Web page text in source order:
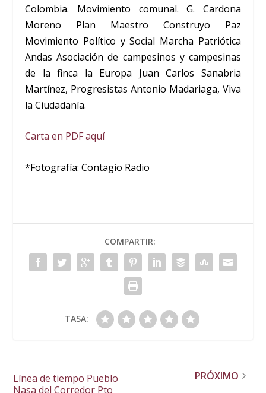
Colombia. Movimiento comunal. G. Cardona
Moreno Plan Maestro Construyo Paz
Movimiento Político y Social Marcha Patriótica
Andas Asociación de campesinos y campesinas
de la finca la Europa Juan Carlos Sanabria
Martínez, Progresistas Antonio Madariaga, Viva
la Ciudadanía.
Carta en PDF aquí
*Fotografía: Contagio Radio
COMPARTIR:
TASA:
Línea de tiempo Pueblo
Nasa del Corredor Pto
PRÓXIMO